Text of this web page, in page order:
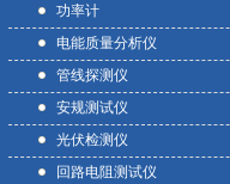
功率计
电能质量分析仪
管线探测仪
安规测试仪
光伏检测仪
回路电阻测试仪